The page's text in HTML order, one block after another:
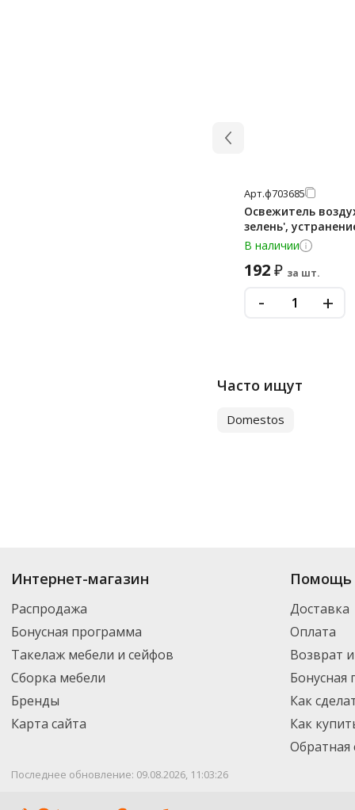
Арт.ф703685
Освежитель
зелень',
В наличии
192₽ за шт.
- +
Часто ищут
Domestos
Купить до 28 065
новинки. Вы можете выбрать нужный товар и добавить его в корзину
России – партнерской транспортной компанией DPD. Для постоянных
Интернет-магазин
Распродажа
Бонусная программа
Такелаж мебели и сейфов
Сборка мебели
Бренды
Карта сайта
Помощь
Доставка
Оплата
Возврат
Бонусная
Как
Как
Обратная
Последнее обновление: 09.08.2026, 11:03:26